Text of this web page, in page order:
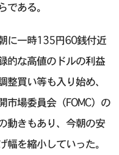
ある。
に一時135円60銭付近
的な高値のドルの利益
買い等も入り始め、
市場委員会（FOMC）の
動きもあり、今朝の安
を縮小していった。